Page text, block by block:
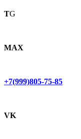
TG
MAX
+7(999)805-75-85
VK